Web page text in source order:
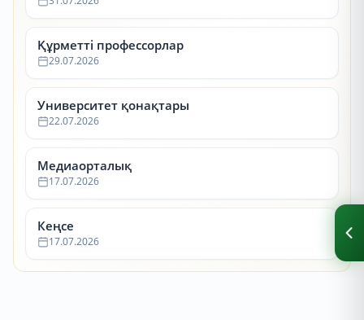
Құрметті профессорлар
29.07.2026
Университет қонақтары
22.07.2026
Медиаорталық
17.07.2026
Кеңсе
17.07.2026